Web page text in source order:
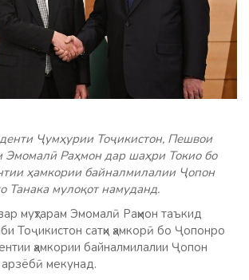
Ҷумҳурии Тоҷикистон, Пешвои
Эмомалӣ Раҳмон дар шаҳри Токио бо
ҳамкории байналмилалии Ҷопон
мулоқот намуданд.
муҳтарам Эмомалӣ Раҳмон таъкид
Тоҷикистон сатҳи ҳамкорӣ бо Ҷопонро
ҳамкории байналмилалии Ҷопон
мекунад.